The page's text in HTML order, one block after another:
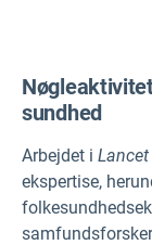
sundhed
Arbejdet i
ekspertise,